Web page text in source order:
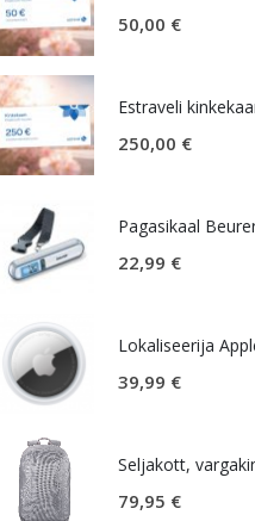
50,00 €
Estraveli
250,00 €
Pagasikaal
22,99 €
39,99 €
79,95 €